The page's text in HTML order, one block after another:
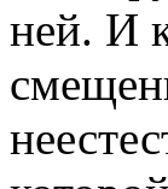
ней. И